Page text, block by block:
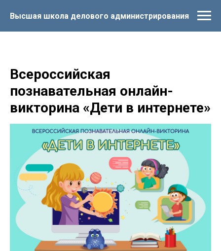
Высшая школа делового администрирования
Всероссийская
познавательная онлайн-
викторина «Дети в интернете»